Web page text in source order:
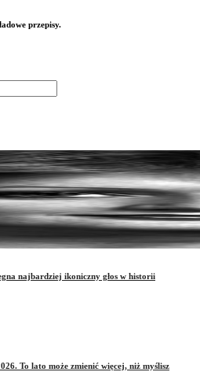
przepisy.
najbardziej ikoniczny głos w historii
To lato może zmienić więcej, niż myślisz